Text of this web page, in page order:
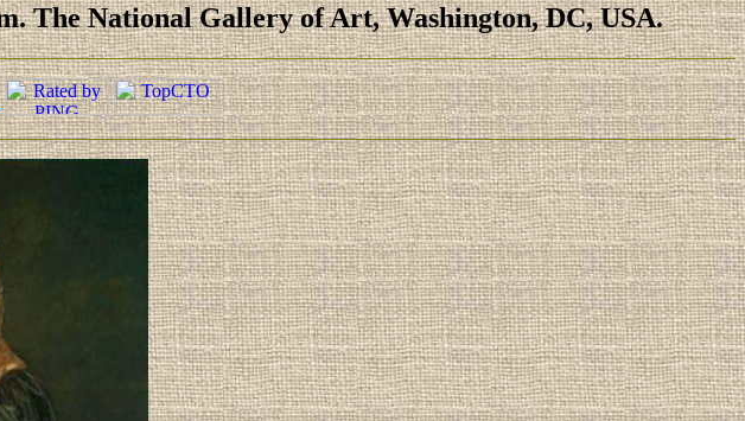
The National Gallery of Art, Washington, DC, USA.